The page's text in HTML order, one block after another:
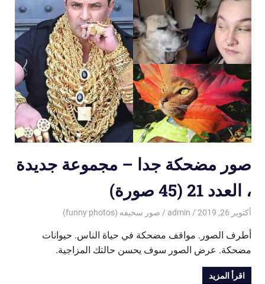
صور مضحكة جدا – مجموعة جديدة
، العدد 21 (45 صورة)
أكتوبر 26, 2019 admin صور سخيفه (funny photos)
أطرف الصور. مواقف مضحكة في حياة الناس. حيوانات
مضحكة. عرض الصور سوف يحسن حالتك المزاجية.
اقرأ المزيد